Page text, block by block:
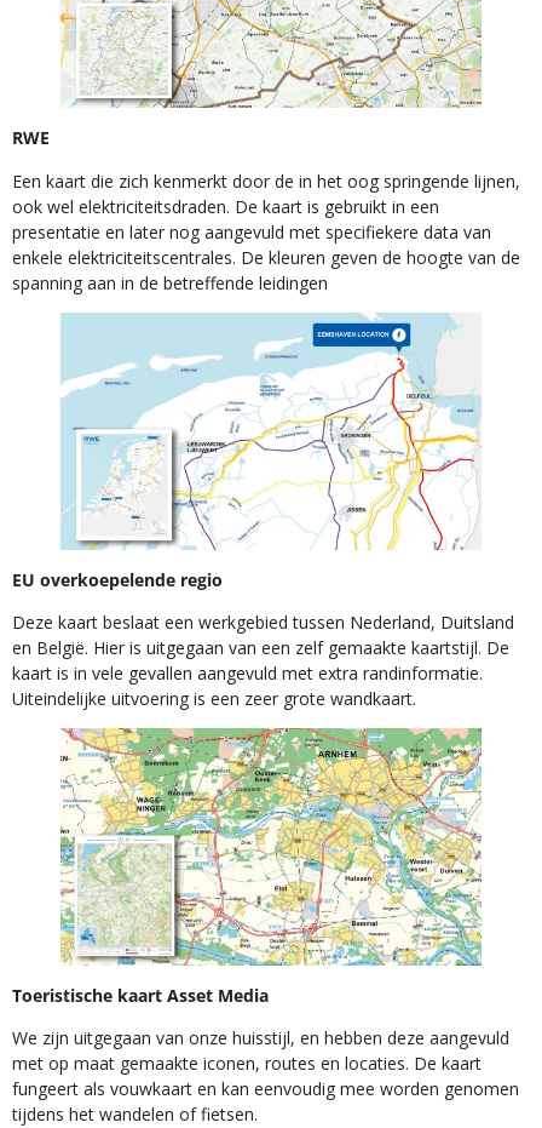
RWE
Een kaart die zich kenmerkt door de in het oog springende lijnen,
ook wel elektriciteitsdraden. De kaart is gebruikt in een
presentatie en later nog aangevuld met specifiekere data van
enkele elektriciteitscentrales. De kleuren geven de hoogte van de
spanning aan in de betreffende leidingen
EU overkoepelende regio
Deze kaart beslaat een werkgebied tussen Nederland, Duitsland
en België. Hier is uitgegaan van een zelf gemaakte kaartstijl. De
kaart is in vele gevallen aangevuld met extra randinformatie.
Uiteindelijke uitvoering is een zeer grote wandkaart.
Toeristische kaart Asset Media
We zijn uitgegaan van onze huisstijl, en hebben deze aangevuld
met op maat gemaakte iconen, routes en locaties. De kaart
fungeert als vouwkaart en kan eenvoudig mee worden genomen
tijdens het wandelen of fietsen.